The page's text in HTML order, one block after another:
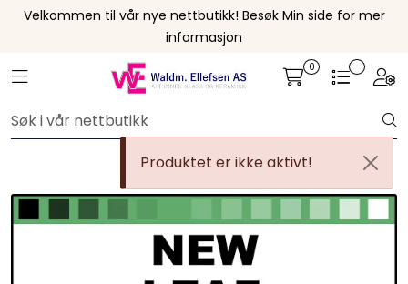
Skip to main content
Velkommen til vår nye nettbutikk! Besøk Min side for mer
informasjon
Toggle navigation 0
Produktet er ikke aktivt!
Leire
Penselglasur
Håndverktøy